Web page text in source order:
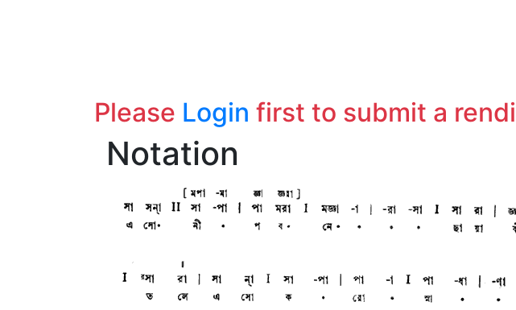
Please Login first to submit a
Notation